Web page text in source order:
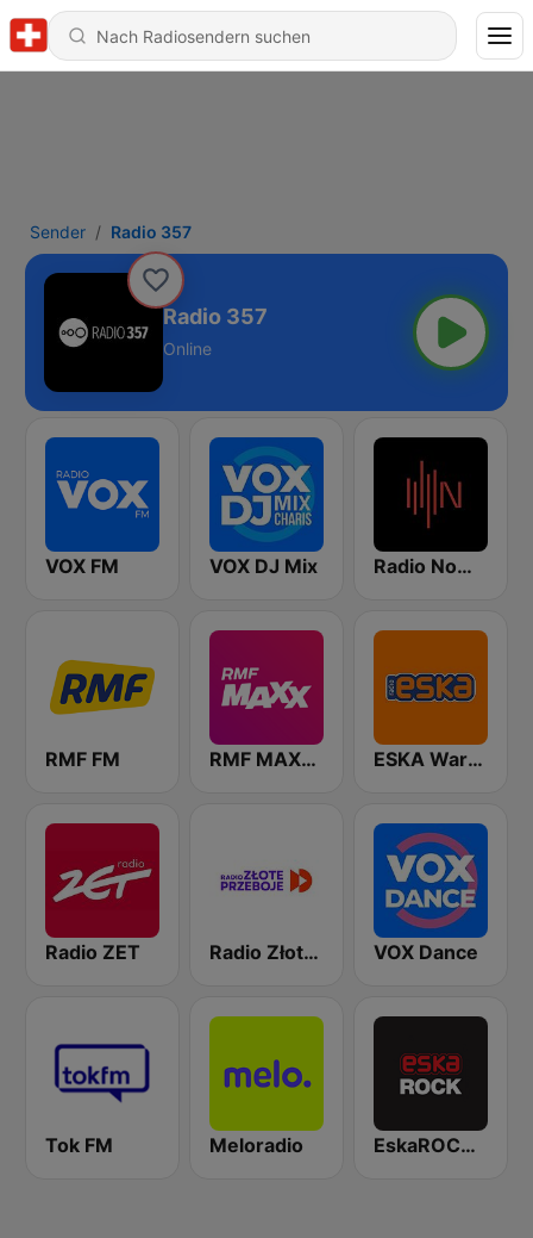
Sender Radio 357
Radio 357
Online
VOX FM VOX DJ Mix Radio Nowy Świat
RMF FM RMF MAXXX ESKA Warszawa
Radio ZET Radio Złote Przeboje VOX Dance
Tok FM Meloradio EskaROCK Warszawa